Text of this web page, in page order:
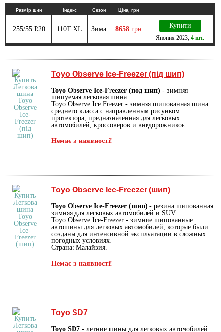
Размір шин Індекс Сезон Ціна, грн
255/55 R20 110T XL Зима 8658 грн Купити
Япония 2023 4 шт.
Toyo Observe Ice-Freezer (під шип)
Toyo Observe Ice-Freezer (под шип) - зимняя
шипуемая легковая шина.
Toyo Observe Ice Freezer - зимняя шипованная шина
среднего класса с направленным рисунком
протектора, предназначенная для легковых
автомобилей, кроссоверов и внедорожников.
Немає в наявності!
Toyo Observe Ice-Freezer (шип)
Toyo Observe Ice-Freezer (шип) - резина шипованная
зимняя для легковых автомобилей и SUV.
Toyo Observe Ice-Freezer - зимние шипованные
автошины для легковых автомобилей, которые были
созданы для интенсивной эксплуатации в сложных
погодных условиях.
Страна: Малайзия.
Немає в наявності!
Toyo SD7
Toyo SD7 - летние шины для легковых автомобилей.